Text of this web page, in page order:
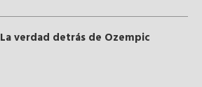
La verdad detrás de Ozempic